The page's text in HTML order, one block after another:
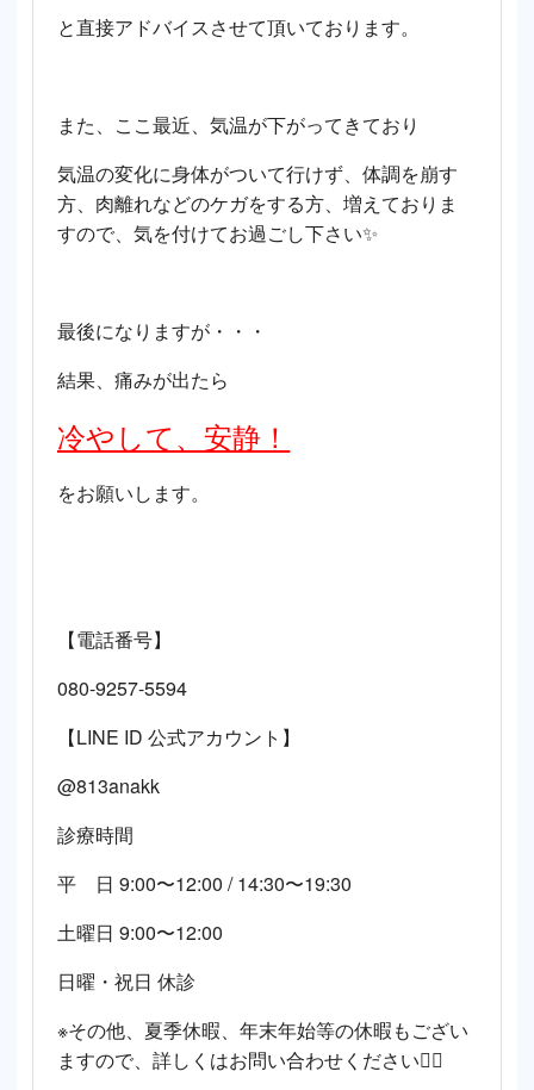
と直接アドバイスさせて頂いております。
また、ここ最近、気温が下がってきており
気温の変化に身体がついて行けず、体調を崩す
方、肉離れなどのケガをする方、増えておりま
すので、気を付けてお過ごし下さい✨
最後になりますが・・・
結果、痛みが出たら
冷やして、安静！
をお願いします。
【電話番号】
080-9257-5594
【LINE ID 公式アカウント】
@813anakk
診療時間
平 日 9:00〜12:00 / 14:30〜19:30
土曜日 9:00〜12:00
日曜・祝日 休診
※その他、夏季休暇、年末年始等の休暇もござい
ますので、詳しくはお問い合わせください🙇‍♂️